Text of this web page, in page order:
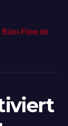
Büro-Flow.de